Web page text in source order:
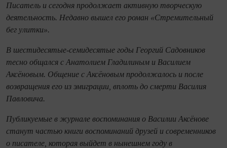
Писатель и сегодня продолжает активную творческую
деятельность. Недавно вышел его роман «Стремительный
бег улитки».
В шестидесятые-семидесятые годы Георгий Садовников
тесно общался с Анатолием Гладилиным и Василием
Аксёновым. Общение с Аксёновым продолжалось и после
возвращения его из эмиграции, вплоть до смерти Василия
Павловича.
Публикуемые в журнале воспоминания о Василии Аксёнове
станут частью книги воспоминаний друзей и современников
о писателе, которая выйдет в нынешнем году в